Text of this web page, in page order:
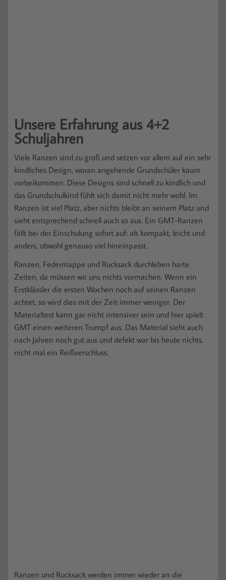
Unsere Erfahrung aus 4+2
Schuljahren
Viele Ranzen sind zu groß und setzen vor allem auf ein sehr
kindliches Design, woran angehende Grundschüler kaum
vorbeikommen. Diese Designs sind schnell zu kindlich und
das Grundschulkind fühlt sich damit nicht mehr wohl. Im
Ranzen ist viel Platz, aber nichts bleibt an seinem Platz und
sieht entsprechend schnell auch so aus. Ein GMT-Ranzen
fällt bei der Einschulung sofort auf: als kompakt, leicht und
anders, obwohl genauso viel hineinpasst.
Ranzen, Federmappe und Rucksack durchleben harte
Zeiten, da müssen wir uns nichts vormachen. Wenn ein
Erstklässler die ersten Wochen noch auf seinen Ranzen
achtet, so wird dies mit der Zeit immer weniger. Der
Materialtest kann gar nicht intensiver sein und hier spielt
GMT einen weiteren Trumpf aus. Das Material sieht auch
nach Jahren noch gut aus und defekt war bis heute nichts,
nicht mal ein Reißverschluss.
Ranzen und Rucksack werden immer wieder an die